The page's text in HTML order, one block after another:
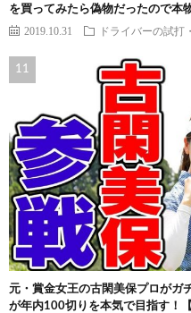
を買ってみたら偽物だったので本
2019.10.31 ドライバーの試打
元・賞金女王の古閑美保プロがガ
が年内100切りを本気で目指す！